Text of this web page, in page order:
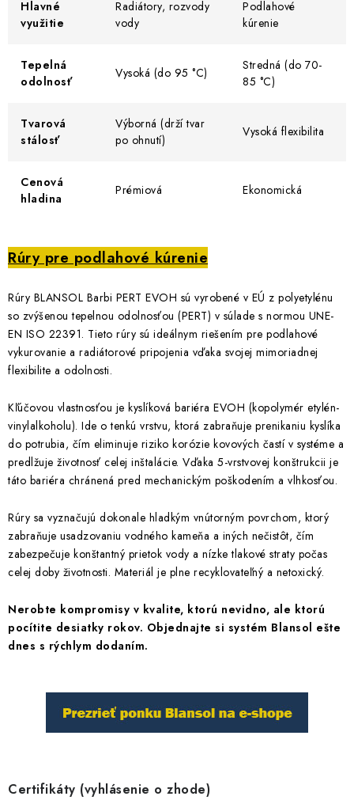
Hlavné
využitie
Radiátory, rozvody
vody
Podlahové
kúrenie
Tepelná
odolnosť
Vysoká (do 95 °C)
Stredná (do 70-
85 °C)
Tvarová
stálosť
Výborná (drží tvar
po ohnutí)
Vysoká flexibilita
Cenová
hladina
Prémiová Ekonomická
Rúry pre podlahové kúrenie
Rúry BLANSOL Barbi PERT EVOH sú vyrobené v EÚ z polyetylénu
so zvýšenou tepelnou odolnosťou (PERT) v súlade s normou UNE-
EN ISO 22391. Tieto rúry sú ideálnym riešením pre podlahové
vykurovanie a radiátorové pripojenia vďaka svojej mimoriadnej
flexibilite a odolnosti.
Kľúčovou vlastnosťou je kyslíková bariéra EVOH (kopolymér etylén-
vinylalkoholu). Ide o tenkú vrstvu, ktorá zabraňuje prenikaniu kyslíka
do potrubia, čím eliminuje riziko korózie kovových častí v systéme a
predlžuje životnosť celej inštalácie. Vďaka 5-vrstvovej konštrukcii je
táto bariéra chránená pred mechanickým poškodením a vlhkosťou.
Rúry sa vyznačujú dokonale hladkým vnútorným povrchom, ktorý
zabraňuje usadzovaniu vodného kameňa a iných nečistôt, čím
zabezpečuje konštantný prietok vody a nízke tlakové straty počas
celej doby životnosti. Materiál je plne recyklovateľný a netoxický.
Nerobte kompromisy v kvalite, ktorú nevidno, ale ktorú
pocítite desiatky rokov. Objednajte si systém Blansol ešte
dnes s rýchlym dodaním.
Certifikáty (vyhlásenie o zhode)